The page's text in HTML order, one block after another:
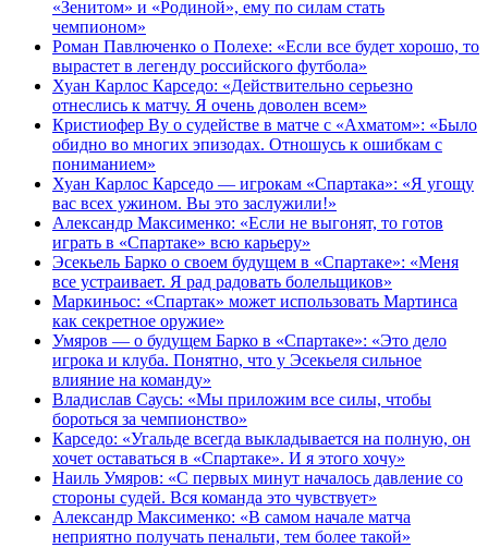
«Зенитом» и «Родиной», ему по силам стать
чемпионом»
Роман Павлюченко о Полехе: «Если все будет хорошо, то
вырастет в легенду российского футбола»
Хуан Карлос Карседо: «Действительно серьезно
отнеслись к матчу. Я очень доволен всем»
Кристиофер Ву о судействе в матче с «Ахматом»: «Было
обидно во многих эпизодах. Отношусь к ошибкам с
пониманием»
Хуан Карлос Карседо — игрокам «Спартака»: «Я угощу
вас всех ужином. Вы это заслужили!»
Александр Максименко: «Если не выгонят, то готов
играть в «Спартаке» всю карьеру»
Эсекьель Барко о своем будущем в «Спартаке»: «Меня
все устраивает. Я рад радовать болельщиков»
Маркиньос: «Спартак» может использовать Мартинса
как секретное оружие»
Умяров — о будущем Барко в «Спартаке»: «Это дело
игрока и клуба. Понятно, что у Эсекьеля сильное
влияние на команду»
Владислав Саусь: «Мы приложим все силы, чтобы
бороться за чемпионство»
Карседо: «Угальде всегда выкладывается на полную, он
хочет оставаться в «Спартаке». И я этого хочу»
Наиль Умяров: «С первых минут началось давление со
стороны судей. Вся команда это чувствует»
Александр Максименко: «В самом начале матча
неприятно получать пенальти, тем более такой»